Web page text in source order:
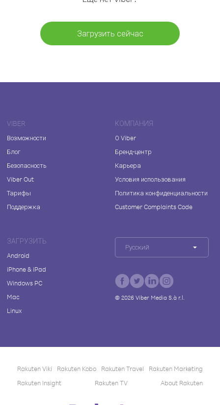
Загрузить сейчас
VIBER
Возможности
Блог
Безопасность
Viber Out
Тарифы
Поддержка
КОМПАНИЯ
О Viber
Бренд-центр
Карьера
Условия использования
Политика конфиденциальности
Customer Complaints Code
ЗАГРУЗИТЬ
Android
iPhone & iPad
Windows PC
Mac
Linux
Русский
© 2026Viber Media S.à r.l.
Rakuten Viki Rakuten Kobo Rakuten Travel
Rakuten Marketing
Rakuten Insight
Rakuten TV About Rakuten